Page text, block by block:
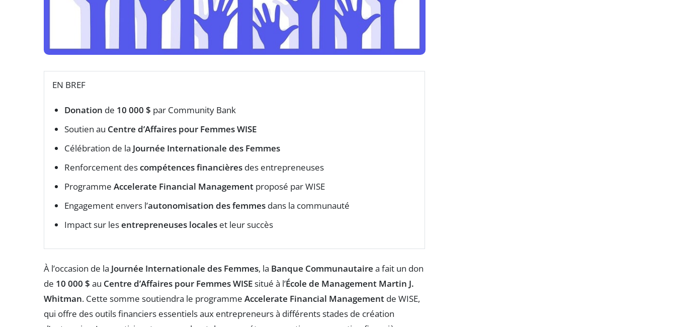
EN BREF
Donation de 10 000 $ par Community Bank
Soutien au Centre d’Affaires pour Femmes WISE
Célébration de la Journée Internationale des Femmes
Renforcement descompétences financières des entrepreneuses
Programme Accelerate Financial Management proposé par WISE
Engagement envers l’autonomisation des femmes dans la communauté
Impact sur lesentrepreneuses locales et leur succès
À l’occasion de la Journée Internationale des Femmes, la Banque Communautaire a fait un don
de 10 000 $ au Centre d’Affaires pour Femmes WISEsitué à l’École de Management Martin J.
Whitman. Cette somme soutiendra le programme Accelerate Financial Management de WISE,
qui offre des outils financiers essentiels aux entrepreneurs à différents stades de création